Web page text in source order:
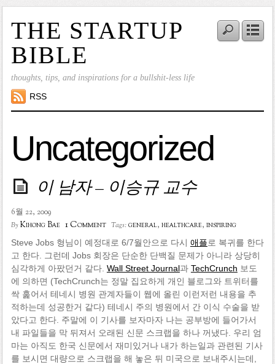
THE STARTUP
BIBLE
thoughts, tips, and inspirations for a bullshit-less life
RSS
Uncategorized
이 남자 – 이승규 교수
6월 22, 2009
ByKihong Bae 1 Comment Tags:general, healthcare, inspiring
Steve Jobs 형님이 예정대로 6/7월안으로 다시 애플로 복귀를 한다
고 한다. 그런데 Jobs 회장은 단순한 단백질 문제가 아니라 상당히
심각하게 아팠던거 같다. Wall Street Journal과 TechCrunch 보도
에 의하면 (TechCrunch는 정말 집요하게 개인 블로그와 트위터를
싹 훑어서 테네시 병원 관계자들이 웹에 올린 이런저런 내용을 추
적하는데 성공한거 같다) 테네시 주의 병원에서 간 이식 수술을 받
았다고 한다. 주말에 이 기사를 보자마자 나는 공부방에 들어가서
내 파일들을 막 뒤져서 오래된 신문 스크랩을 하나 꺼냈다. 우리 엄
마는 아직도 한국 신문에서 재미있거나 내가 하는일과 관련된 기사
를 보시면 대량으로 스크랩을 해 놓은 뒤 미국으로 보내주시는데,